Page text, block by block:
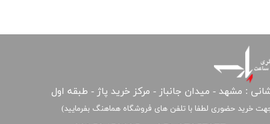
: مشهد - میدان جانباز - مرکز خرید پاژ - طبقه اول
خرید حضوری لطفا با تلفن های فروشگاه هماهنگ بفرمایید)